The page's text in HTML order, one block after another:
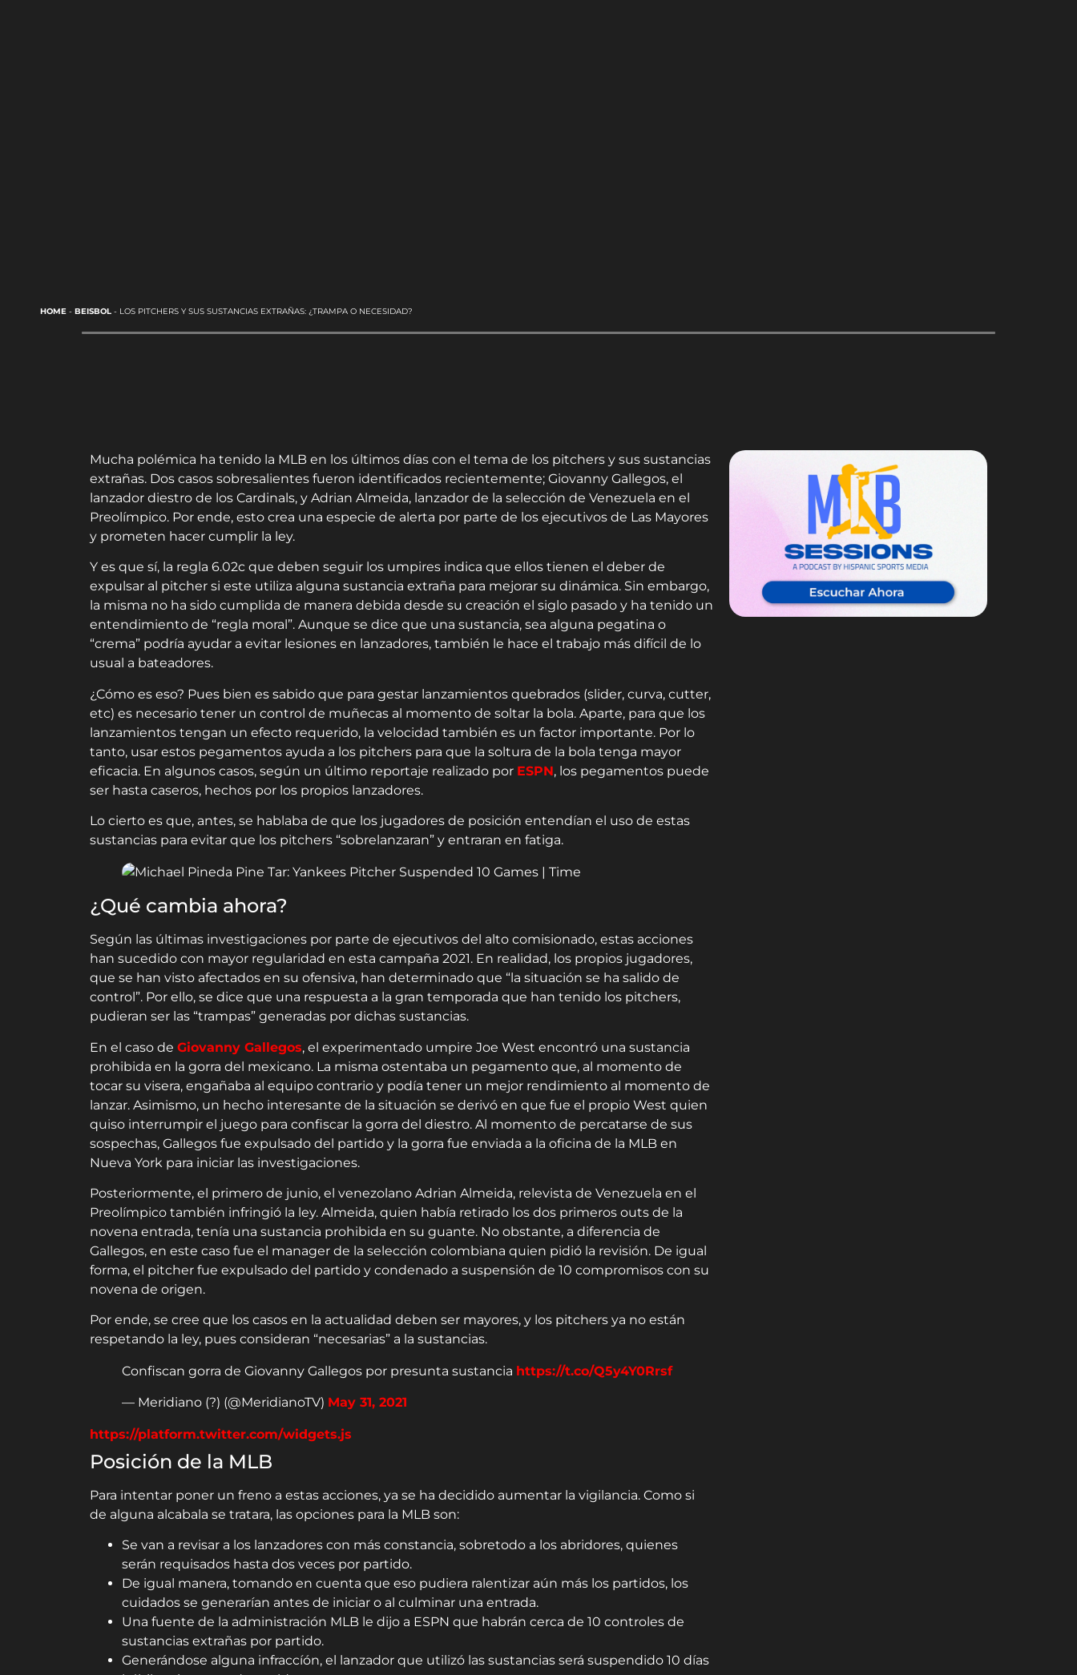
HOME- BEISBOL- LOS PITCHERS Y SUS SUSTANCIAS EXTRAÑAS: ¿TRAMPA O NECESIDAD?
Mucha polémica ha tenido la MLB en los últimos días con el tema de los pitchers y sus sustancias
extrañas. Dos casos sobresalientes fueron identificados recientemente; Giovanny Gallegos, el
lanzador diestro de los Cardinals, y Adrian Almeida, lanzador de la selección de Venezuela en el
Preolímpico. Por ende, esto crea una especie de alerta por parte de los ejecutivos de Las Mayores
y prometen hacer cumplir la ley.
Y es que sí, la regla 6.02c que deben seguir los umpires indica que ellos tienen el deber de
expulsar al pitcher si este utiliza alguna sustancia extraña para mejorar su dinámica. Sin embargo,
la misma no ha sido cumplida de manera debida desde su creación el siglo pasado y ha tenido un
entendimiento de “regla moral”. Aunque se dice que una sustancia, sea alguna pegatina o
“crema” podría ayudar a evitar lesiones en lanzadores, también le hace el trabajo más difícil de lo
usual a bateadores.
¿Cómo es eso? Pues bien es sabido que para gestar lanzamientos quebrados (slider, curva, cutter,
etc) es necesario tener un control de muñecas al momento de soltar la bola. Aparte, para que los
lanzamientos tengan un efecto requerido, la velocidad también es un factor importante. Por lo
tanto, usar estos pegamentos ayuda a los pitchers para que la soltura de la bola tenga mayor
eficacia. En algunos casos, según un último reportaje realizado por ESPN, los pegamentos puede
ser hasta caseros, hechos por los propios lanzadores.
Lo cierto es que, antes, se hablaba de que los jugadores de posición entendían el uso de estas
sustancias para evitar que los pitchers “sobrelanzaran” y entraran en fatiga.
¿Qué cambia ahora?
Según las últimas investigaciones por parte de ejecutivos del alto comisionado, estas acciones
han sucedido con mayor regularidad en esta campaña 2021. En realidad, los propios jugadores,
que se han visto afectados en su ofensiva, han determinado que “la situación se ha salido de
control”. Por ello, se dice que una respuesta a la gran temporada que han tenido los pitchers,
pudieran ser las “trampas” generadas por dichas sustancias.
En el caso de Giovanny Gallegos, el experimentado umpire Joe West encontró una sustancia
prohibida en la gorra del mexicano. La misma ostentaba un pegamento que, al momento de
tocar su visera, engañaba al equipo contrario y podía tener un mejor rendimiento al momento de
lanzar. Asimismo, un hecho interesante de la situación se derivó en que fue el propio West quien
quiso interrumpir el juego para confiscar la gorra del diestro. Al momento de percatarse de sus
sospechas, Gallegos fue expulsado del partido y la gorra fue enviada a la oficina de la MLB en
Nueva York para iniciar las investigaciones.
Posteriormente, el primero de junio, el venezolano Adrian Almeida, relevista de Venezuela en el
Preolímpico también infringió la ley. Almeida, quien había retirado los dos primeros outs de la
novena entrada, tenía una sustancia prohibida en su guante. No obstante, a diferencia de
Gallegos, en este caso fue el manager de la selección colombiana quien pidió la revisión. De igual
forma, el pitcher fue expulsado del partido y condenado a suspensión de 10 compromisos con su
novena de origen.
Por ende, se cree que los casos en la actualidad deben ser mayores, y los pitchers ya no están
respetando la ley, pues consideran “necesarias” a la sustancias.
Confiscan gorra de Giovanny Gallegos por presunta sustancia https://t.co/Q5y4Y0Rrsf
— Meridiano (?) (@MeridianoTV) May 31, 2021
https://platform.twitter.com/widgets.js
Posición de la MLB
Para intentar poner un freno a estas acciones, ya se ha decidido aumentar la vigilancia. Como si
de alguna alcabala se tratara, las opciones para la MLB son:
Se van a revisar a los lanzadores con más constancia, sobretodo a los abridores, quienes
serán requisados hasta dos veces por partido.
De igual manera, tomando en cuenta que eso pudiera ralentizar aún más los partidos, los
cuidados se generarían antes de iniciar o al culminar una entrada.
Una fuente de la administración MLB le dijo a ESPN que habrán cerca de 10 controles de
sustancias extrañas por partido.
Generándose alguna infraccíón, el lanzador que utilizó las sustancias será suspendido 10 días